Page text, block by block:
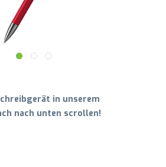
in unserem
nach unten scrollen!